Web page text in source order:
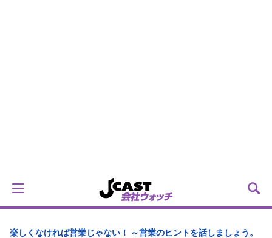
楽しくなければ営業じゃない！ ～営業のヒントを話しましょう。